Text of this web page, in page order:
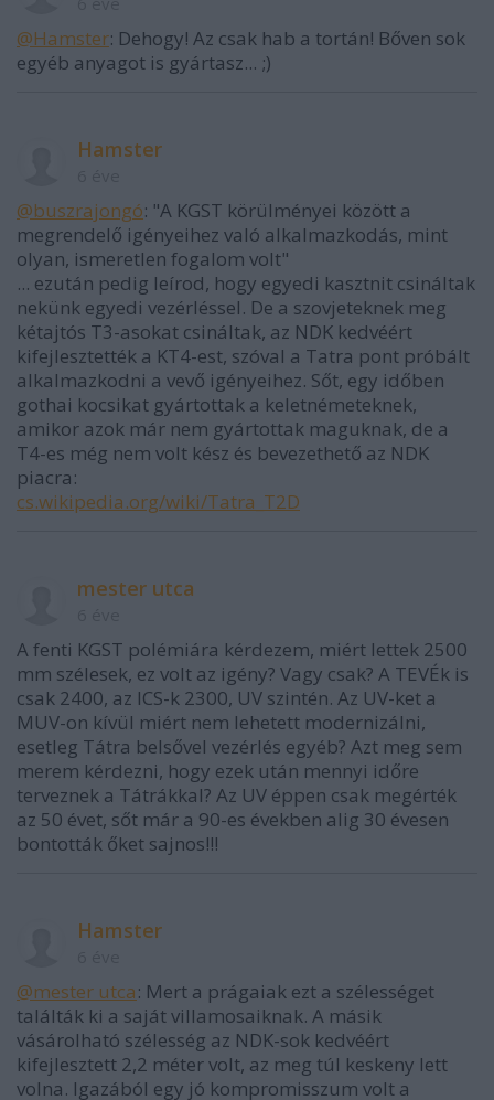
@Hamster: Dehogy! Az csak hab a tortán! Bőven sok
egyéb anyagot is gyártasz... ;)
Hamster
@buszrajongó: "A KGST körülményei között a
megrendelő igényeihez való alkalmazkodás, mint
olyan, ismeretlen fogalom volt"
... ezután pedig leírod, hogy egyedi kasztnit csináltak
nekünk egyedi vezérléssel. De a szovjeteknek meg
kétajtós T3-asokat csináltak, az NDK kedvéért
kifejlesztették a KT4-est, szóval a Tatra pont próbált
alkalmazkodni a vevő igényeihez. Sőt, egy időben
gothai kocsikat gyártottak a keletnémeteknek,
amikor azok már nem gyártottak maguknak, de a
T4-es még nem volt kész és bevezethető az NDK
piacra:
cs.wikipedia.org/wiki/Tatra_T2D
mester utca
A fenti KGST polémiára kérdezem, miért lettek 2500
mm szélesek, ez volt az igény? Vagy csak? A TEVÉk is
csak 2400, az ICS-k 2300, UV szintén. Az UV-ket a
MUV-on kívül miért nem lehetett modernizálni,
esetleg Tátra belsővel vezérlés egyéb? Azt meg sem
merem kérdezni, hogy ezek után mennyi időre
terveznek a Tátrákkal? Az UV éppen csak megérték
az 50 évet, sőt már a 90-es években alig 30 évesen
bontották őket sajnos!!!
Hamster
@mester utca: Mert a prágaiak ezt a szélességet
találták ki a saját villamosaiknak. A másik
vásárolható szélesség az NDK-sok kedvéért
kifejlesztett 2,2 méter volt, az meg túl keskeny lett
volna. Igazából egy jó kompromisszum volt a